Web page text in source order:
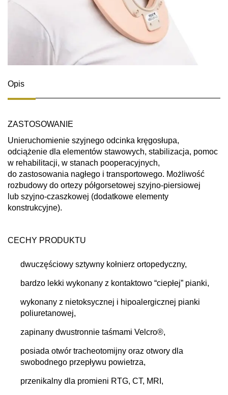
Opis
ZASTOSOWANIE
Unieruchomienie szyjnego odcinka kręgosłupa,
odciążenie dla elementów stawowych, stabilizacja, pomoc
w rehabilitacji, w stanach pooperacyjnych,
do zastosowania nagłego i transportowego. Możliwość
rozbudowy do ortezy półgorsetowej szyjno-piersiowej
lub szyjno-czaszkowej (dodatkowe elementy
konstrukcyjne).
CECHY PRODUKTU
dwuczęściowy sztywny kołnierz ortopedyczny,
bardzo lekki wykonany z kontaktowo “ciepłej” pianki,
wykonany z nietoksycznej i hipoalergicznej pianki
poliuretanowej,
zapinany dwustronnie taśmami Velcro®,
posiada otwór tracheotomijny oraz otwory dla
swobodnego przepływu powietrza,
przenikalny dla promieni RTG, CT, MRI,